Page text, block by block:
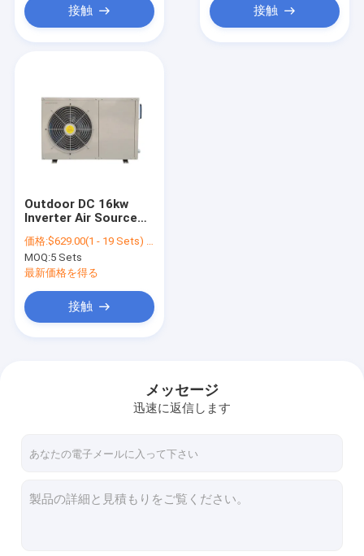
お問い合わせ
接触 接触
Outdoor DC 16kw
Inverter Air Source
Pump Split For Home
Heating And Cooling
価格:$629.00(1 - 19 Sets) $599.00(20 - 49 Sets) $569.00(>=50 Sets)
MOQ:5 Sets
最新価格を得る
接触
メッセージ
迅速に返信します